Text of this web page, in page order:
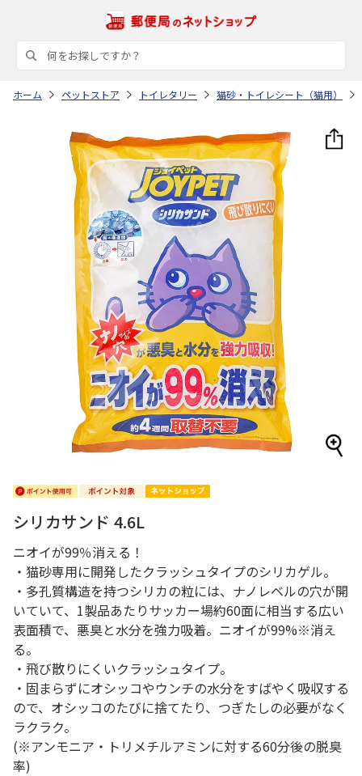
ホーム ペットストア トイレタリー 猫砂・トイレシート（猫用）
シリカサンド 4.6L
ニオイが99％消える！
・猫砂専用に開発したクラッシュタイプのシリカゲル。
・多孔質構造を持つシリカの粒には、ナノレベルの穴が開
いていて、1製品あたりサッカー場約60面に相当する広い
表面積で、悪臭と水分を強力吸着。ニオイが99%※消え
る。
・飛び散りにくいクラッシュタイプ。
・固まらずにオシッコやウンチの水分をすばやく吸収する
ので、オシッコのたびに捨てたり、つぎたしの必要がなく
ラクラク。
(※アンモニア・トリメチルアミンに対する60分後の脱臭
率)